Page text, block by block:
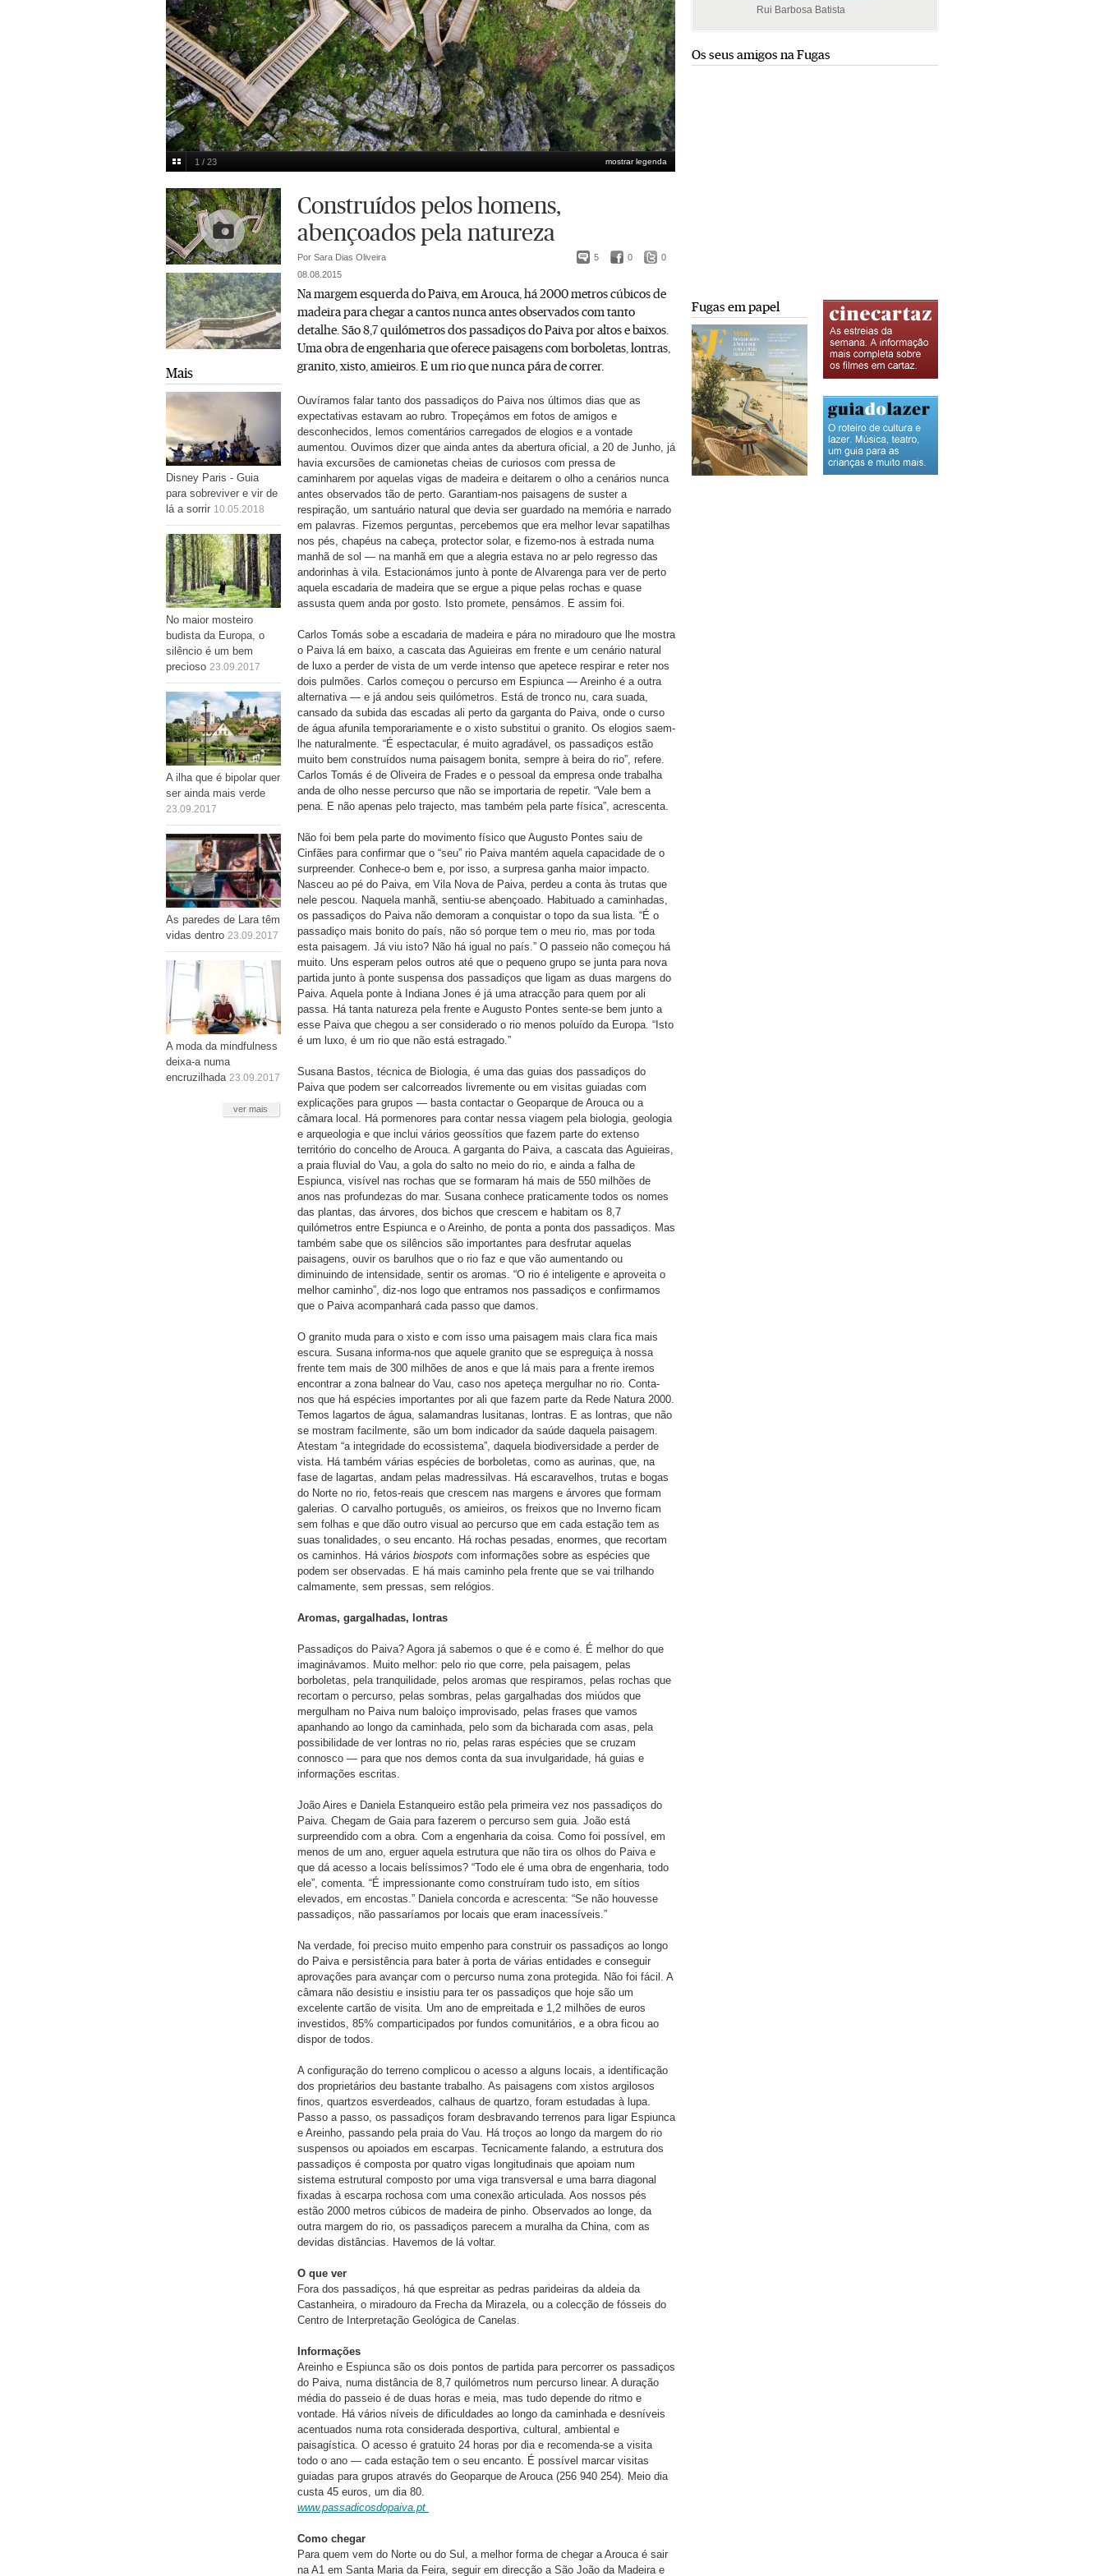
Nelson Garrido
mostrar legenda
1 / 23
Multimedia
Mais
Disney Paris - Guia
para sobreviver e vir de
lá a sorrir 10.05.2018
No maior mosteiro
budista da Europa, o
silêncio é um bem
precioso 23.09.2017
A ilha que é bipolar quer
ser ainda mais verde
23.09.2017
As paredes de Lara têm
vidas dentro 23.09.2017
A moda da mindfulness
deixa-a numa
encruzilhada 23.09.2017
ver mais
Construídos pelos homens,
abençoados pela natureza
5 0 0
Por Sara Dias Oliveira
08.08.2015
Na margem esquerda do Paiva, em Arouca, há 2000 metros cúbicos de
madeira para chegar a cantos nunca antes observados com tanto
detalhe. São 8,7 quilómetros dos passadiços do Paiva por altos e baixos.
Uma obra de engenharia que oferece paisagens com borboletas, lontras,
granito, xisto, amieiros. E um rio que nunca pára de correr.
Ouvíramos falar tanto dos passadiços do Paiva nos últimos dias que as
expectativas estavam ao rubro. Tropeçámos em fotos de amigos e
desconhecidos, lemos comentários carregados de elogios e a vontade
aumentou. Ouvimos dizer que ainda antes da abertura oficial, a 20 de Junho, já
havia excursões de camionetas cheias de curiosos com pressa de
caminharem por aquelas vigas de madeira e deitarem o olho a cenários nunca
antes observados tão de perto. Garantiam-nos paisagens de suster a
respiração, um santuário natural que devia ser guardado na memória e narrado
em palavras. Fizemos perguntas, percebemos que era melhor levar sapatilhas
nos pés, chapéus na cabeça, protector solar, e fizemo-nos à estrada numa
manhã de sol — na manhã em que a alegria estava no ar pelo regresso das
andorinhas à vila. Estacionámos junto à ponte de Alvarenga para ver de perto
aquela escadaria de madeira que se ergue a pique pelas rochas e quase
assusta quem anda por gosto. Isto promete, pensámos. E assim foi.
Carlos Tomás sobe a escadaria de madeira e pára no miradouro que lhe mostra
o Paiva lá em baixo, a cascata das Aguieiras em frente e um cenário natural
de luxo a perder de vista de um verde intenso que apetece respirar e reter nos
dois pulmões. Carlos começou o percurso em Espiunca — Areinho é a outra
alternativa — e já andou seis quilómetros. Está de tronco nu, cara suada,
cansado da subida das escadas ali perto da garganta do Paiva, onde o curso
de água afunila temporariamente e o xisto substitui o granito. Os elogios saem-
lhe naturalmente. “É espectacular, é muito agradável, os passadiços estão
muito bem construídos numa paisagem bonita, sempre à beira do rio”, refere.
Carlos Tomás é de Oliveira de Frades e o pessoal da empresa onde trabalha
anda de olho nesse percurso que não se importaria de repetir. “Vale bem a
pena. E não apenas pelo trajecto, mas também pela parte física”, acrescenta.
Não foi bem pela parte do movimento físico que Augusto Pontes saiu de
Cinfães para confirmar que o “seu” rio Paiva mantém aquela capacidade de o
surpreender. Conhece-o bem e, por isso, a surpresa ganha maior impacto.
Nasceu ao pé do Paiva, em Vila Nova de Paiva, perdeu a conta às trutas que
nele pescou. Naquela manhã, sentiu-se abençoado. Habituado a caminhadas,
os passadiços do Paiva não demoram a conquistar o topo da sua lista. “É o
passadiço mais bonito do país, não só porque tem o meu rio, mas por toda
esta paisagem. Já viu isto? Não há igual no país.” O passeio não começou há
muito. Uns esperam pelos outros até que o pequeno grupo se junta para nova
partida junto à ponte suspensa dos passadiços que ligam as duas margens do
Paiva. Aquela ponte à Indiana Jones é já uma atracção para quem por ali
passa. Há tanta natureza pela frente e Augusto Pontes sente-se bem junto a
esse Paiva que chegou a ser considerado o rio menos poluído da Europa. “Isto
é um luxo, é um rio que não está estragado.”
Susana Bastos, técnica de Biologia, é uma das guias dos passadiços do
Paiva que podem ser calcorreados livremente ou em visitas guiadas com
explicações para grupos — basta contactar o Geoparque de Arouca ou a
câmara local. Há pormenores para contar nessa viagem pela biologia, geologia
e arqueologia e que inclui vários geossítios que fazem parte do extenso
território do concelho de Arouca. A garganta do Paiva, a cascata das Aguieiras,
a praia fluvial do Vau, a gola do salto no meio do rio, e ainda a falha de
Espiunca, visível nas rochas que se formaram há mais de 550 milhões de
anos nas profundezas do mar. Susana conhece praticamente todos os nomes
das plantas, das árvores, dos bichos que crescem e habitam os 8,7
quilómetros entre Espiunca e o Areinho, de ponta a ponta dos passadiços. Mas
também sabe que os silêncios são importantes para desfrutar aquelas
paisagens, ouvir os barulhos que o rio faz e que vão aumentando ou
diminuindo de intensidade, sentir os aromas. “O rio é inteligente e aproveita o
melhor caminho”, diz-nos logo que entramos nos passadiços e confirmamos
que o Paiva acompanhará cada passo que damos.
O granito muda para o xisto e com isso uma paisagem mais clara fica mais
escura. Susana informa-nos que aquele granito que se espreguiça à nossa
frente tem mais de 300 milhões de anos e que lá mais para a frente iremos
encontrar a zona balnear do Vau, caso nos apeteça mergulhar no rio. Conta-
nos que há espécies importantes por ali que fazem parte da Rede Natura 2000.
Temos lagartos de água, salamandras lusitanas, lontras. E as lontras, que não
se mostram facilmente, são um bom indicador da saúde daquela paisagem.
Atestam “a integridade do ecossistema”, daquela biodiversidade a perder de
vista. Há também várias espécies de borboletas, como as aurinas, que, na
fase de lagartas, andam pelas madressilvas. Há escaravelhos, trutas e bogas
do Norte no rio, fetos-reais que crescem nas margens e árvores que formam
galerias. O carvalho português, os amieiros, os freixos que no Inverno ficam
sem folhas e que dão outro visual ao percurso que em cada estação tem as
suas tonalidades, o seu encanto. Há rochas pesadas, enormes, que recortam
os caminhos. Há vários biospots com informações sobre as espécies que
podem ser observadas. E há mais caminho pela frente que se vai trilhando
calmamente, sem pressas, sem relógios.
Aromas, gargalhadas, lontras
Passadiços do Paiva? Agora já sabemos o que é e como é. É melhor do que
imaginávamos. Muito melhor: pelo rio que corre, pela paisagem, pelas
borboletas, pela tranquilidade, pelos aromas que respiramos, pelas rochas que
recortam o percurso, pelas sombras, pelas gargalhadas dos miúdos que
mergulham no Paiva num baloiço improvisado, pelas frases que vamos
apanhando ao longo da caminhada, pelo som da bicharada com asas, pela
possibilidade de ver lontras no rio, pelas raras espécies que se cruzam
connosco — para que nos demos conta da sua invulgaridade, há guias e
informações escritas.
João Aires e Daniela Estanqueiro estão pela primeira vez nos passadiços do
Paiva. Chegam de Gaia para fazerem o percurso sem guia. João está
surpreendido com a obra. Com a engenharia da coisa. Como foi possível, em
menos de um ano, erguer aquela estrutura que não tira os olhos do Paiva e
que dá acesso a locais belíssimos? “Todo ele é uma obra de engenharia, todo
ele”, comenta. “É impressionante como construíram tudo isto, em sítios
elevados, em encostas.” Daniela concorda e acrescenta: “Se não houvesse
passadiços, não passaríamos por locais que eram inacessíveis.”
Na verdade, foi preciso muito empenho para construir os passadiços ao longo
do Paiva e persistência para bater à porta de várias entidades e conseguir
aprovações para avançar com o percurso numa zona protegida. Não foi fácil. A
câmara não desistiu e insistiu para ter os passadiços que hoje são um
excelente cartão de visita. Um ano de empreitada e 1,2 milhões de euros
investidos, 85% comparticipados por fundos comunitários, e a obra ficou ao
dispor de todos.
A configuração do terreno complicou o acesso a alguns locais, a identificação
dos proprietários deu bastante trabalho. As paisagens com xistos argilosos
finos, quartzos esverdeados, calhaus de quartzo, foram estudadas à lupa.
Passo a passo, os passadiços foram desbravando terrenos para ligar Espiunca
e Areinho, passando pela praia do Vau. Há troços ao longo da margem do rio
suspensos ou apoiados em escarpas. Tecnicamente falando, a estrutura dos
passadiços é composta por quatro vigas longitudinais que apoiam num
sistema estrutural composto por uma viga transversal e uma barra diagonal
fixadas à escarpa rochosa com uma conexão articulada. Aos nossos pés
estão 2000 metros cúbicos de madeira de pinho. Observados ao longe, da
outra margem do rio, os passadiços parecem a muralha da China, com as
devidas distâncias. Havemos de lá voltar.
O que ver
Fora dos passadiços, há que espreitar as pedras parideiras da aldeia da
Castanheira, o miradouro da Frecha da Mirazela, ou a colecção de fósseis do
Centro de Interpretação Geológica de Canelas.
Informações
Areinho e Espiunca são os dois pontos de partida para percorrer os passadiços
do Paiva, numa distância de 8,7 quilómetros num percurso linear. A duração
média do passeio é de duas horas e meia, mas tudo depende do ritmo e
vontade. Há vários níveis de dificuldades ao longo da caminhada e desníveis
acentuados numa rota considerada desportiva, cultural, ambiental e
paisagística. O acesso é gratuito 24 horas por dia e recomenda-se a visita
todo o ano — cada estação tem o seu encanto. É possível marcar visitas
guiadas para grupos através do Geoparque de Arouca (256 940 254). Meio dia
custa 45 euros, um dia 80.
www.passadicosdopaiva.pt
Como chegar
Para quem vem do Norte ou do Sul, a melhor forma de chegar a Arouca é sair
na A1 em Santa Maria da Feira, seguir em direcção a São João da Madeira e
Rui Barbosa Batista
Os seus amigos na Fugas
Fugas em papel